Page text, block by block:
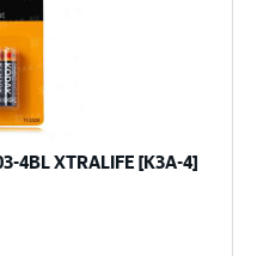
4BL XTRALIFE [K3A-4]